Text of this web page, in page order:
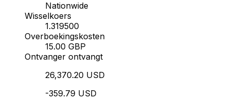
Nationwide
Wisselkoers
1.319500
Overboekingskosten
15.00 GBP
Ontvanger ontvangt
26,370.20 USD
-359.79 USD